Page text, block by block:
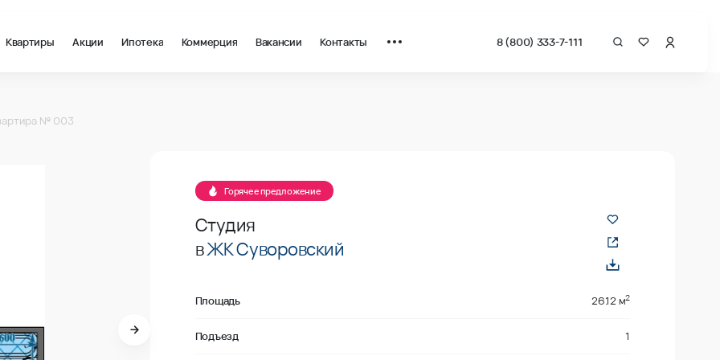
Квартиры Акции Ипотека Коммерция Вакансии Контакты 8 (800) 333-7-111
№ 003
Горячее предложение
Студия
вЖК Суворовский
Площадь 26.12 м2
Подъезд 1